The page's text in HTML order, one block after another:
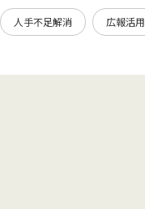
人手不足解消 広報活用